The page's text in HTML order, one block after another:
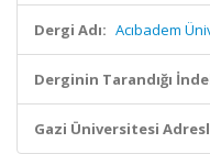
Dergi Adı: Acıbadem
Derginin Tarandığı
Gazi Üniversitesi